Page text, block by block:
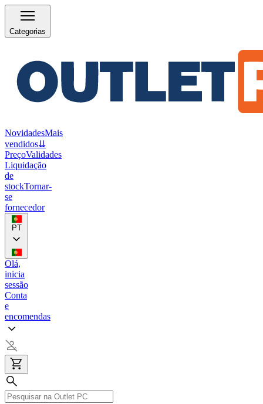
Categorias
NovidadesMais
vendidos⇊
PreçoValidades
Liquidação
de
stockTornar-
se
fornecedor
PT
Olá,
inicia
sessão
Conta
e
encomendas